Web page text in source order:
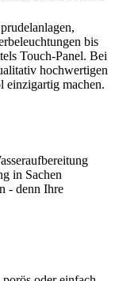
bis
Touch-Panel. Bei
hochwertigen
einzigartig machen.
in Sachen
- denn Ihre